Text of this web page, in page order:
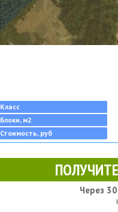
Класс
Блоки, м2
Стоимость, руб
Через